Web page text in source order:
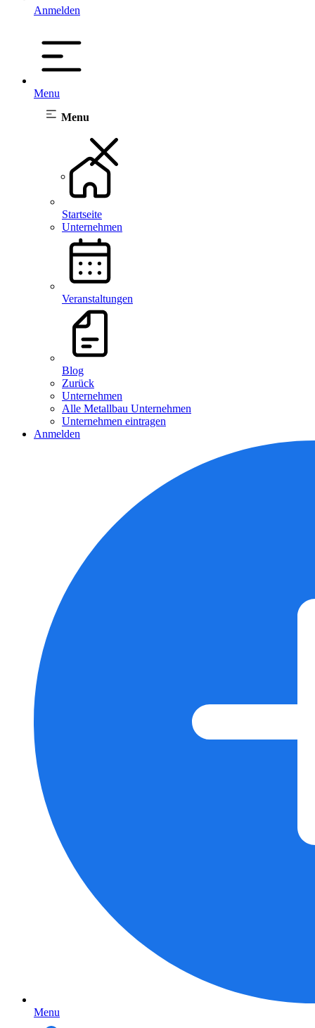
Anmelden
Menu
Menu
Startseite
Unternehmen
Veranstaltungen
Blog
Zurück
Unternehmen
Alle Metallbau Unternehmen
Unternehmen eintragen
Anmelden
Menu